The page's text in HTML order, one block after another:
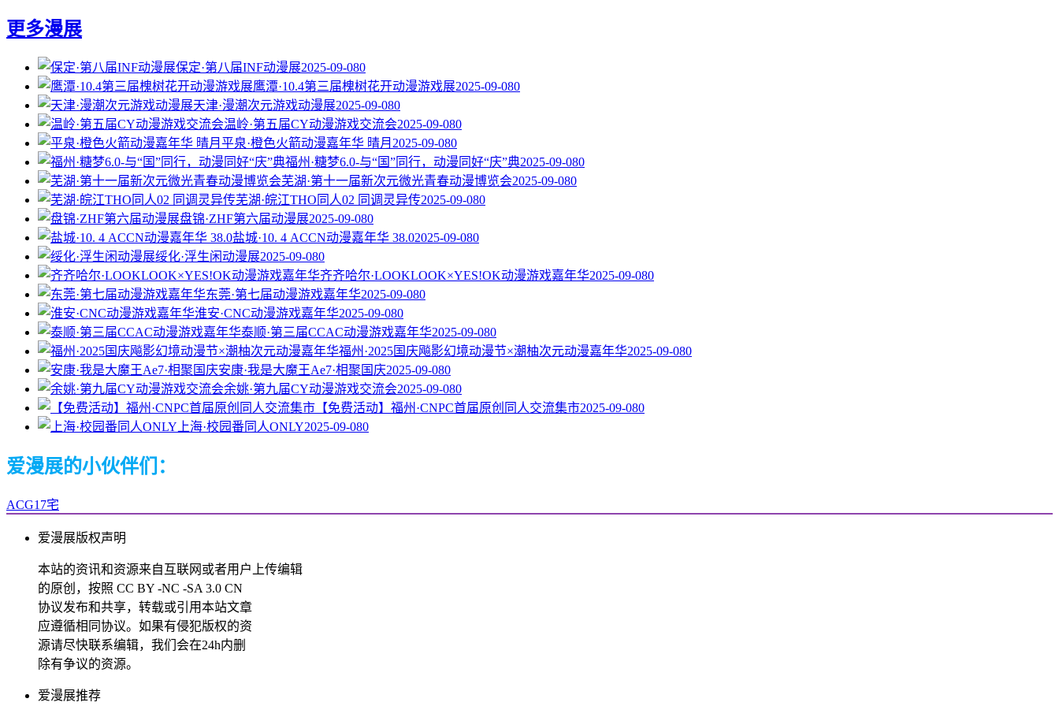
更多漫展
保定·第八届INF动漫展2025-09-080
鹰潭·10.4第三届槐树花开动漫游戏展2025-09-080
天津·漫潮次元游戏动漫展2025-09-080
温岭·第五届CY动漫游戏交流会2025-09-080
平泉·橙色火箭动漫嘉年华 晴月 2025-09-080
福州·糖梦6.0-与“国”同行，动漫同好“庆”典2025-09-080
芜湖·第十一届新次元微光青春动漫博览会2025-09-080
芜湖·皖江THO同人02 同调灵异传2025-09-080
盘锦·ZHF第六届动漫展2025-09-080
盐城·10. 4 ACCN动漫嘉年华 38.02025-09-080
绥化·浮生闲动漫展2025-09-080
齐齐哈尔·LOOKLOOK×YES!OK动漫游戏嘉年华2025-09-080
东莞·第七届动漫游戏嘉年华2025-09-080
淮安·CNC动漫游戏嘉年华2025-09-080
泰顺·第三届CCAC动漫游戏嘉年华2025-09-080
福州·2025国庆飚影幻境动漫节×潮柚次元动漫嘉年华2025-09-080
安康·我是大魔王Ae7·相聚国庆2025-09-080
余姚·第九届CY动漫游戏交流会2025-09-080
【免费活动】福州·CNPC首届原创同人交流集市2025-09-080
上海·校园番同人ONLY2025-09-080
爱漫展的小伙伴们：
ACG17宅
爱漫展版权声明
本站的资讯和资源来自互联网或者用户上传编辑
的原创，按照 CC BY -NC -SA 3.0 CN
协议发布和共享，转载或引用本站文章
应遵循相同协议。如果有侵犯版权的资
源请尽快联系编辑，我们会在24h内删
除有争议的资源。
爱漫展推荐